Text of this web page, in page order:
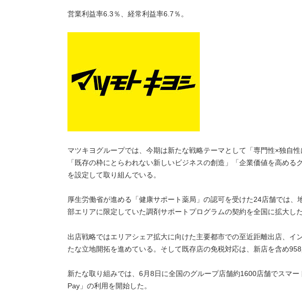
営業利益率6.3％、経常利益率6.7％。
マツキヨグループでは、今期は新たな戦略テーマとして「専門性×独自性
「既存の枠にとらわれない新しいビジネスの創造」「企業価値を高める
を設定して取り組んでいる。
厚生労働省が進める「健康サポート薬局」の認可を受けた24店舗では、
部エリアに限定していた調剤サポートプログラムの契約を全国に拡大した
出店戦略ではエリアシェア拡大に向けた主要都市での至近距離出店、イ
たな立地開拓を進めている。そして既存店の免税対応は、新店を含め958
新たな取り組みでは、6月8日に全国のグループ店舗約1600店舗でスマ
Pay」の利用を開始した。